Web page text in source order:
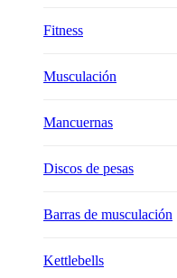
Fitness
Musculación
Mancuernas
Discos de pesas
Barras de musculación
Kettlebells